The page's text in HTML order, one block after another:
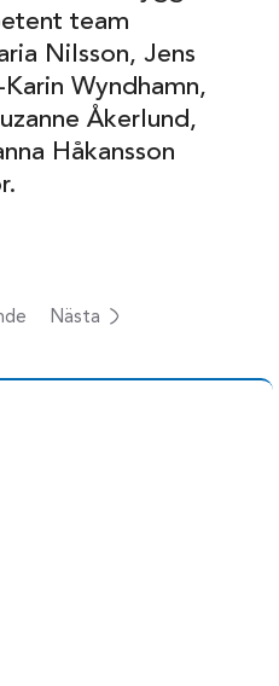
team
Nilsson, Jens
Wyndhamn,
Åkerlund,
Håkansson
Nästa